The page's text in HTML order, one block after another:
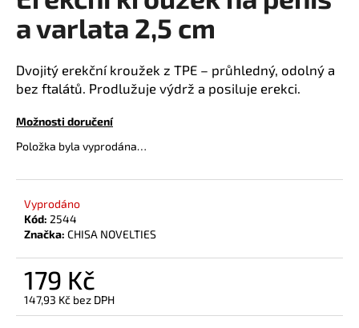
z
hvězdiček.
a varlata 2,5 cm
Dvojitý erekční kroužek z TPE – průhledný, odolný a
bez ftalátů. Prodlužuje výdrž a posiluje erekci.
Možnosti doručení
Položka byla vyprodána…
Vyprodáno
Kód: 2544
Značka: CHISA NOVELTIES
179 Kč
147,93 Kč bez DPH
Měrná
a
j
í
t
D
o
p